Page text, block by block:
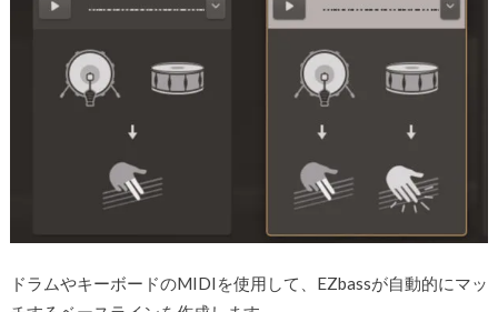
ドラムやキーボードのMIDIを使用して、EZbassが自動的にマッ